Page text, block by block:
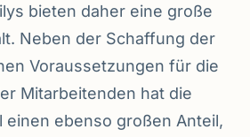
bieten daher eine große
Neben der Schaffung der
Voraussetzungen für die
Mitarbeitenden hat die
einen ebenso großen Anteil,